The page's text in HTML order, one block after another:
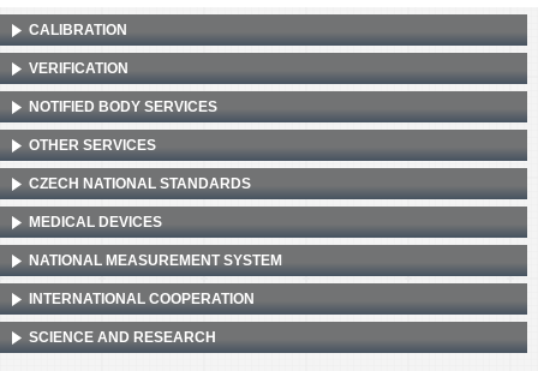
CALIBRATION
VERIFICATION
NOTIFIED BODY SERVICES
OTHER SERVICES
CZECH NATIONAL STANDARDS
MEDICAL DEVICES
NATIONAL MEASUREMENT SYSTEM
INTERNATIONAL COOPERATION
SCIENCE AND RESEARCH